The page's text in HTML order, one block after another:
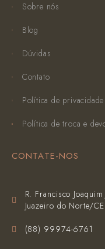
Sobre nós
Blog
Dúvidas
Contato
Política de privacidade
Política de troca e
CONTATE-NOS
R. Francisco
Juazeiro do Norte/CE
(‪88) 99974-6761‬